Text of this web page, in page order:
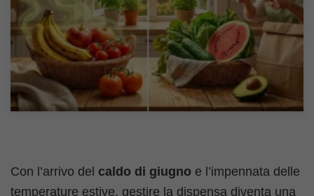
Con l’arrivo del caldo di giugno e l’impennata delle
temperature estive, gestire la dispensa diventa una